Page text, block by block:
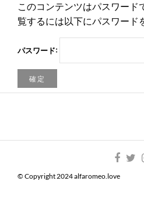
このコンテンツはパスワード
覧するには以下にパスワード
パスワード:
© Copyright 2024 alfaromeo.love